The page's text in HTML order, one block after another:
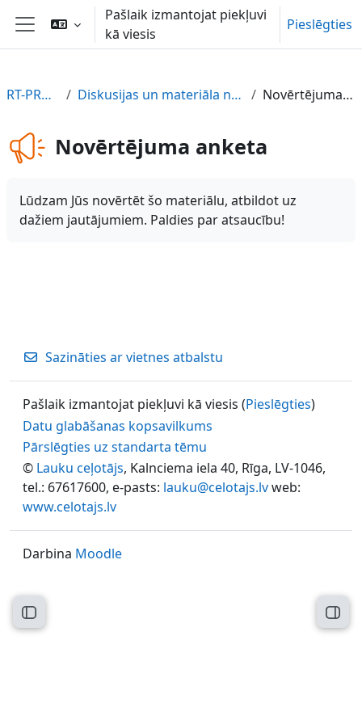
Atvērt galveno saturu
Sānu panelis
Pašlaik izmantojat piekļuvi
kā viesis
Pieslēgties
Atvērt kursu indeksu
RT-PROF-LV Diskusijas un materiāla novērtējums Novērtējuma anketa
Novērtējuma anketa
Lūdzam Jūs novērtēt šo materiālu, atbildot uz
dažiem jautājumiem. Paldies par atsaucību!
Sazināties ar vietnes atbalstu
Pašlaik izmantojat piekļuvi kā viesis (Pieslēgties)
Datu glabāšanas kopsavilkums
Pārslēgties uz standarta tēmu
© Lauku ceļotājs, Kalnciema iela 40, Rīga, LV-1046,
tel.: 67617600, e-pasts: lauku@celotajs.lvweb:
www.celotajs.lv
Darbina Moodle